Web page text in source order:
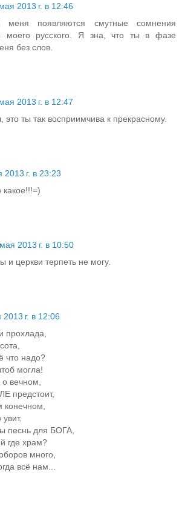
2013 г. в 12:46
меня появляются смутные сомнения
моего русского. Я зна, что ты в фазе
без слов.
2013 г. в 12:47
это ты так восприимчива к прекрасному.
2013 г. в 23:23
2013 г. в 10:50
и церкви терпеть не могу.
г. в 12:06
прохлада,
что надо?
могла!
вечном,
предстоит,
песнь для БОГА,
где храм?
много,
всё нам...